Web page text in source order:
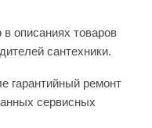
в описаниях товаров
сантехники.
гарантийный ремонт
сервисных